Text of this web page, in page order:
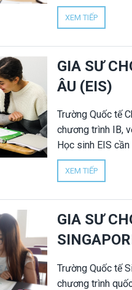
chuẩn đánh giá
chương trình và
XEM TIẾP
GIA SƯ
ÂU (EIS)
Trường Quốc tế
chương trình IB,
Học sinh EIS
tốt và kỹ năng tự
và Diploma
online cho học
trình IB.
XEM TIẾP
GIA SƯ
Trường Quốc tế
chương trình